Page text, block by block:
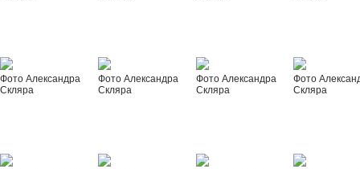
Фото Александра
Скляра
Фото Александра
Скляра
Фото Александра
Скляра
Фото
Скляра